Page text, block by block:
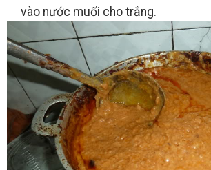
vào nước muối cho trắng.